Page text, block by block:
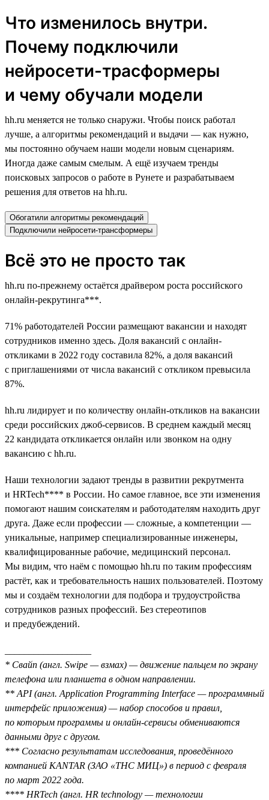
Что изменилось внутри.
Почему подключили
нейросети-трасформеры
и чему обучали модели
hh.ru меняется не только снаружи. Чтобы поиск работал
лучше, а алгоритмы рекомендаций и выдачи — как нужно,
мы постоянно обучаем наши модели новым сценариям.
Иногда даже самым смелым. А ещё изучаем тренды
поисковых запросов о работе в Рунете и разрабатываем
решения для ответов на hh.ru.
Обогатили алгоритмы рекомендаций
Подключили нейросети-трансформеры
Всё это не просто так
hh.ru по-прежнему остаётся драйвером роста российского
онлайн-рекрутинга***.
71% работодателей России размещают вакансии и находят
сотрудников именно здесь. Доля вакансий с онлайн-
откликами в 2022 году составила 82%, а доля вакансий
с приглашениями от числа вакансий с откликом превысила
87%.
hh.ru лидирует и по количеству онлайн-откликов на вакансии
среди российских джоб-сервисов. В среднем каждый месяц
22 кандидата откликается онлайн или звонком на одну
вакансию с hh.ru.
Наши технологии задают тренды в развитии рекрутмента
и HRTech**** в России. Но самое главное, все эти изменения
помогают нашим соискателям и работодателям находить друг
друга. Даже если профессии — сложные, а компетенции —
уникальные, например специализированные инженеры,
квалифицированные рабочие, медицинский персонал.
Мы видим, что наём с помощью hh.ru по таким профессиям
растёт, как и требовательность наших пользователей. Поэтому
мы и создаём технологии для подбора и трудоустройства
сотрудников разных профессий. Без стереотипов
и предубеждений.
* Свайп (англ. Swipe — взмах) — движение пальцем по экрану
телефона или планшета в одном направлении.
** API (англ. Application Programming Interface — программный
интерфейс приложения) — набор способов и правил,
по которым программы и онлайн-сервисы обмениваются
данными друг с другом.
*** Согласно результатам исследования, проведённого
компанией KANTAR (ЗАО «ТНС МИЦ») в период с февраля
по март 2022 года.
**** HRTech (англ. HR technology — технологии